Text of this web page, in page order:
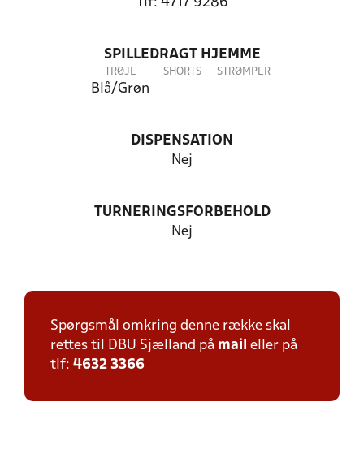
Tlf: 4717 9286
SPILLEDRAGT HJEMME
TRØJE
Blå/Grøn
SHORTS STRØMPER
DISPENSATION
Nej
TURNERINGSFORBEHOLD
Nej
Spørgsmål omkring denne række skal
rettes til DBU Sjælland på mail eller på
tlf: 4632 3366